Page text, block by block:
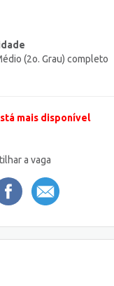
(2o. Grau) completo
mais disponível
a vaga